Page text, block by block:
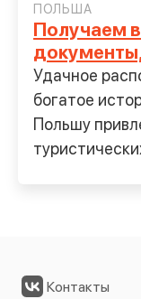
ПОЛЬША
Получаем
Удачное
богатое
Польшу
Контакты